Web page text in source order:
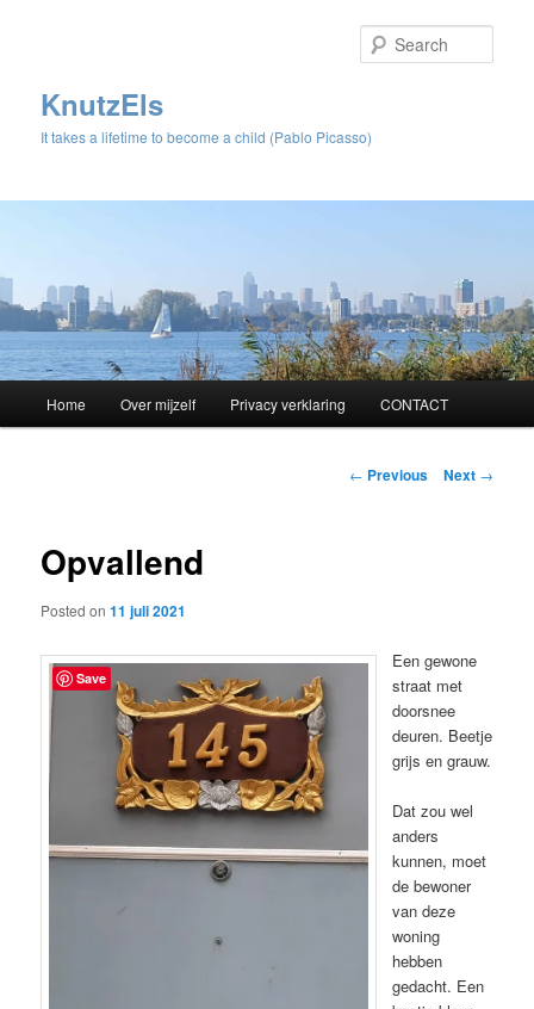
KnutzEls
It takes a lifetime to become a child (Pablo Picasso)
Skip
content
Home Over mijzelf Privacy verklaring CONTACT
Post
← Previous Next →
Opvallend
Posted on11 juli 2021
Een gewone
straat met
doorsnee
deuren. Beetje
grijs en grauw.
Dat zou wel
anders
kunnen, moet
de bewoner
van deze
woning
hebben
gedacht. Een
Save